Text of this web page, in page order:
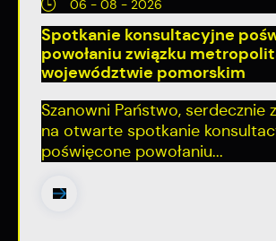
06 - 08 - 2026
Spotkanie konsultacyjne
powołaniu związku
województwie pomorskim
Szanowni Państwo, serdecznie
na otwarte spotkanie
poświęcone powołaniu...